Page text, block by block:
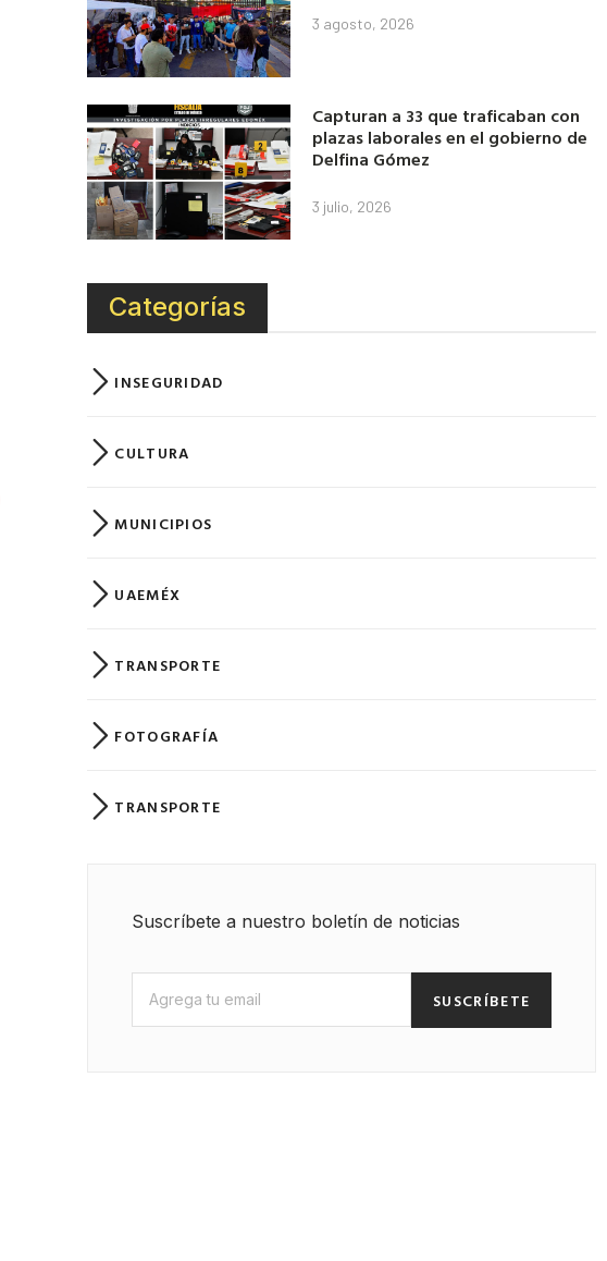
3 agosto, 2026
Capturan a 33 que traficaban con
plazas laborales en el gobierno de
Delfina Gómez
3 julio, 2026
Categorías
INSEGURIDAD
CULTURA
MUNICIPIOS
UAEMÉX
TRANSPORTE
FOTOGRAFÍA
TRANSPORTE
Suscríbete a nuestro boletín de noticias
SUSCRÍBETE